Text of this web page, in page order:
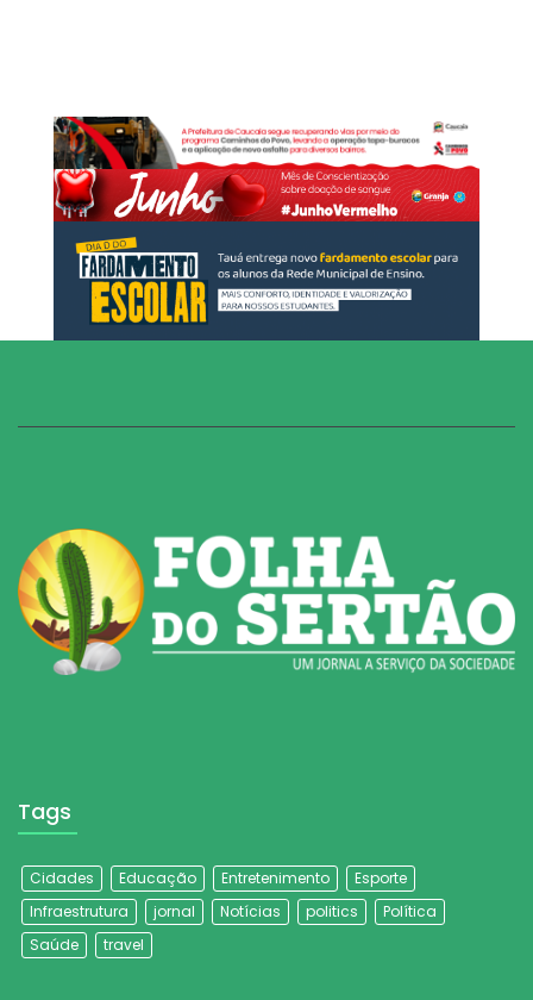
Tags
Cidades Educação Entretenimento
Esporte
Infraestrutura
jornal Notícias politics
Política
Saúde
travel